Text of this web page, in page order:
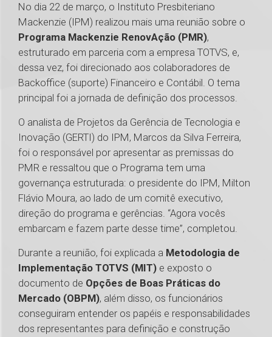
No dia 22 de março, o Instituto Presbiteriano
Mackenzie (IPM) realizou mais uma reunião sobre o
Programa Mackenzie RenovAção (PMR),
estruturado em parceria com a empresa TOTVS, e,
dessa vez, foi direcionado aos colaboradores de
Backoffice (suporte) Financeiro e Contábil. O tema
principal foi a jornada de definição dos processos.
O analista de Projetos da Gerência de Tecnologia e
Inovação (GERTI) do IPM, Marcos da Silva Ferreira,
foi o responsável por apresentar as premissas do
PMR e ressaltou que o Programa tem uma
governança estruturada: o presidente do IPM, Milton
Flávio Moura, ao lado de um comitê executivo,
direção do programa e gerências. “Agora vocês
embarcam e fazem parte desse time”, completou.
Durante a reunião, foi explicada a Metodologia de
Implementação TOTVS (MIT) e exposto o
documento de Opções de Boas Práticas do
Mercado (OBPM), além disso, os funcionários
conseguiram entender os papéis e responsabilidades
dos representantes para definição e construção